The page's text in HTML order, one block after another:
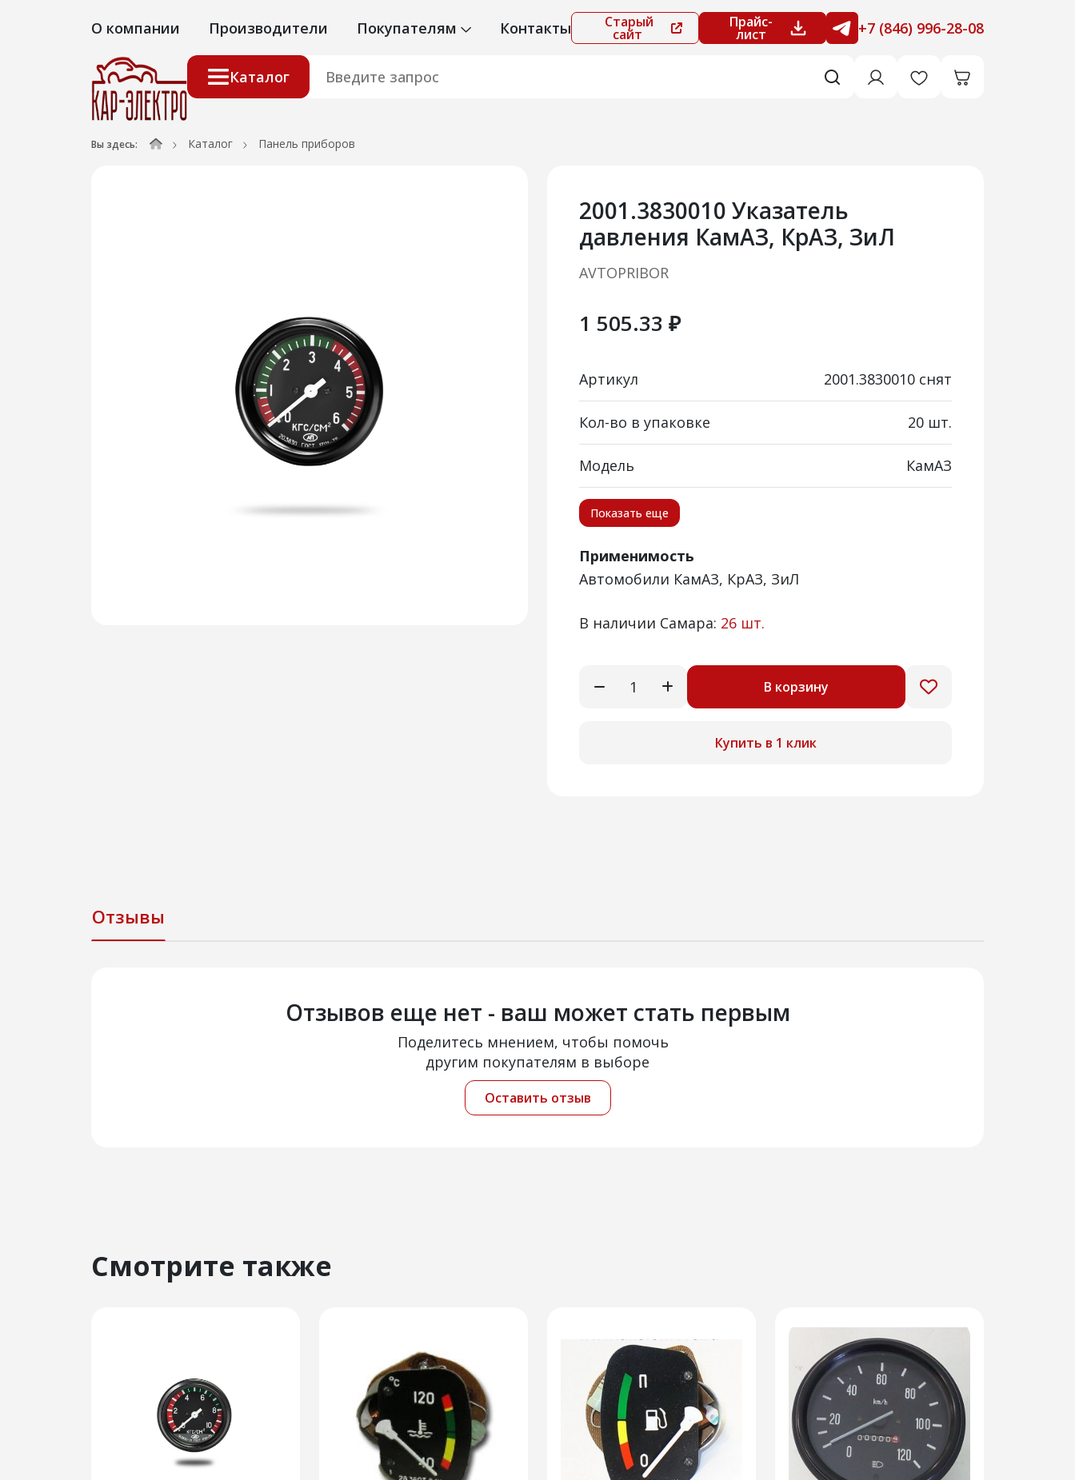
О компании Производители Покупателям Контакты Старый
сайт
Прайс-
лист +7 (846) 996-28-08
Каталог
Вы здесь: Каталог Панель приборов
2001.3830010 Указатель
давления КамАЗ, КрАЗ, ЗиЛ
AVTOPRIBOR
1 505.33 ₽
Артикул 2001.3830010 снят
Кол-во в упаковке 20 шт.
Модель КамАЗ
Показать еще
Применимость
Автомобили КамАЗ, КрАЗ, ЗиЛ
В наличии Самара: 26 шт.
В корзину
Купить в 1 клик
Отзывы
Отзывов еще нет - ваш может стать первым
Поделитесь мнением, чтобы помочь
другим покупателям в выборе
Оставить отзыв
Смотрите также